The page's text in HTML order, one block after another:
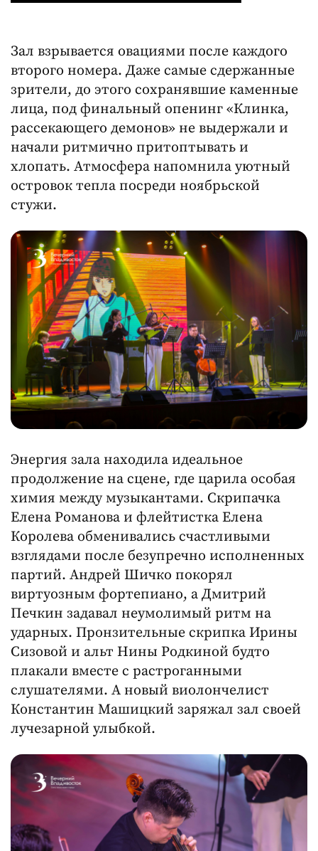
Зал взрывается овациями после каждого
второго номера. Даже самые сдержанные
зрители, до этого сохранявшие каменные
лица, под финальный опенинг «Клинка,
рассекающего демонов» не выдержали и
начали ритмично притоптывать и
хлопать. Атмосфера напомнила уютный
островок тепла посреди ноябрьской
стужи.
Энергия зала находила идеальное
продолжение на сцене, где царила особая
химия между музыкантами. Скрипачка
Елена Романова и флейтистка Елена
Королева обменивались счастливыми
взглядами после безупречно исполненных
партий. Андрей Шичко покорял
виртуозным фортепиано, а Дмитрий
Печкин задавал неумолимый ритм на
ударных. Пронзительные скрипка Ирины
Сизовой и альт Нины Родкиной будто
плакали вместе с растроганными
слушателями. А новый виолончелист
Константин Машицкий заряжал зал своей
лучезарной улыбкой.